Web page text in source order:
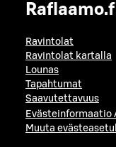
Ravintolat
Ravintolat kartalla
Lounas
Tapahtumat
Saavutettavuus
Evästeinformaatio
Muuta